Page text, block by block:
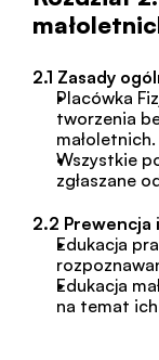
2.1 Zasady
Placówka
tworzenia
małoletnich.
Wszystkie
zgłaszane
2.2 Prewencja
Edukacja
Edukacja
na temat